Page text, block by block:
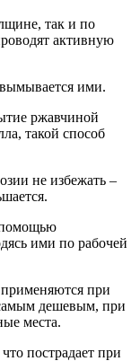
так и по
активную
ими.
ржавчиной
такой способ
не избежать –
ими по рабочей
при
дешевым, при
места.
пострадает при